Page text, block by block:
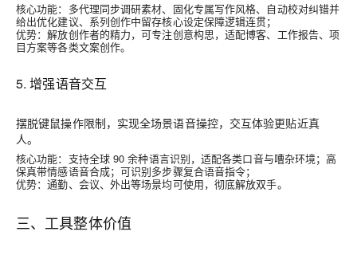
核心功能：多代理同步调研素材、固化专属写作风格、自动校对纠错并
给出优化建议、系列创作中留存核心设定保障逻辑连贯；
优势：解放创作者的精力，可专注创意构思，适配博客、工作报告、项
目方案等各类文案创作。
5. 增强语音交互
摆脱键鼠操作限制，实现全场景语音操控，交互体验更贴近真
人。
核心功能：支持全球 90 余种语言识别，适配各类口音与嘈杂环境；高
保真带情感语音合成；可识别多步骤复合语音指令；
优势：通勤、会议、外出等场景均可使用，彻底解放双手。
三、工具整体价值